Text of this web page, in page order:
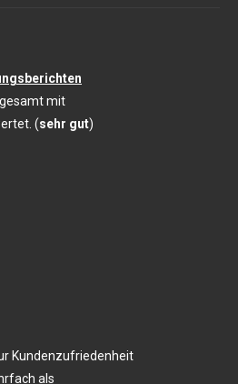
mit
(sehr gut)
Kundenzufriedenheit
als